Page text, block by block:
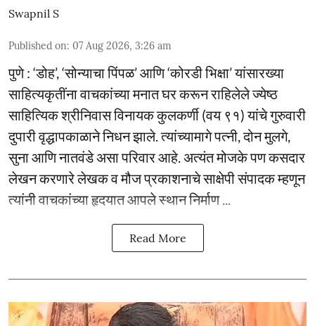
Swapnil S
Published on: 07 Aug 2026, 3:26 am
पुणे : ‘डोह’, ‘सोन्याचा पिंपळ’ आणि ‘कोरडी भिक्षा’ यांसारख्या
साहित्यकृतींना वाचकांच्या मनात घर करून राहिलेले ज्येष्ठ
साहित्यिक श्रीनिवास विनायक कुलकर्णी (वय ९१) यांचे गुरुवारी
दुपारी वृद्धापकाळाने निधन झाले. त्यांच्यामागे पत्नी, दोन मुलगे,
सुना आणि नातवंडे असा परिवार आहे. अत्यंत मोजके पण कसदार
लेखन करणारे लेखक व मौज प्रकाशनाचे साक्षेपी संपादक म्हणून
त्यांनी वाचकांच्या हृदयात आपले स्थान निर्माण ...
Read More